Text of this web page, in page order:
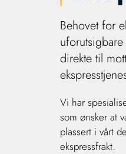
Behovet for
direkte til
Vi har
som ønsker at
plassert i vårt
ekspressfrakt.